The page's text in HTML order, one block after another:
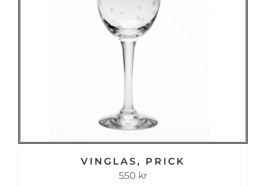
VINGLAS, PRICK
550 kr